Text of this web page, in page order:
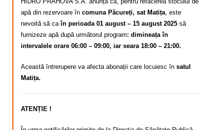
apă din rezervoare în comuna Păcureți, sat Matița, este
nevoită să caîn perioada 01 august – 15 august 2025 să
furnizeze apă după următorul program: dimineața în
intervalele orare 06:00 – 09:00, iar seara 18:00 – 21:00.
Această întrerupere va afecta abonații care locuiesc în satul
Matița.
ATENȚIE !